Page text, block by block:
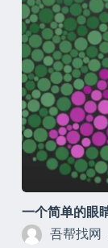
一个简单的眼
吾帮找网